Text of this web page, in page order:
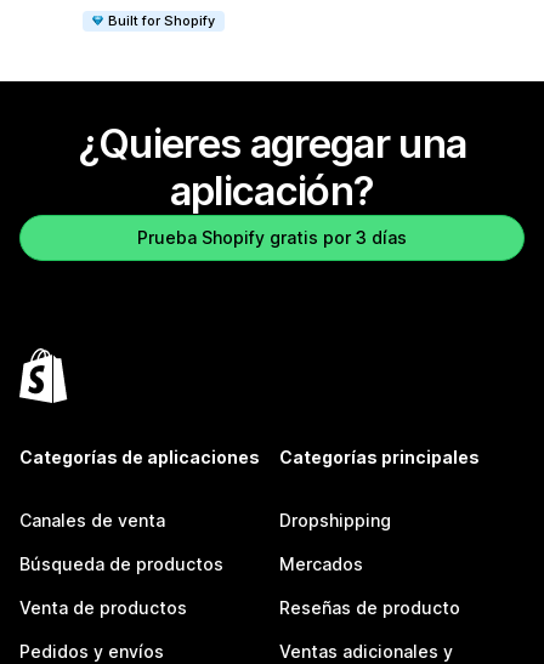
Built for Shopify
¿Quieres agregar una
aplicación?
Prueba Shopify gratis por 3 días
Categorías de aplicaciones
Canales de venta
Búsqueda de productos
Venta de productos
Pedidos y envíos
Categorías principales
Dropshipping
Mercados
Reseñas de producto
Ventas adicionales y